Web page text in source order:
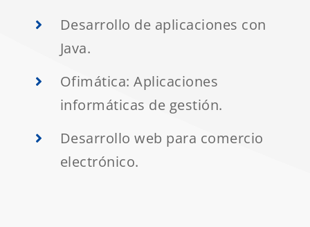
Desarrollo de aplicaciones con
Java.
Ofimática: Aplicaciones
informáticas de gestión.
Desarrollo web para comercio
electrónico.